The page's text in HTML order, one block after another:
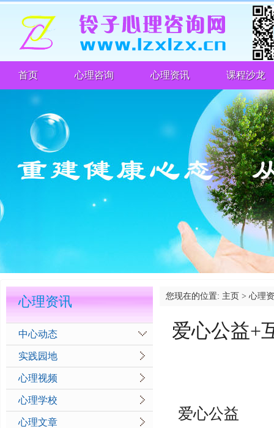
首页 心理咨询 心理资讯 课程沙龙
心理资讯
中心动态
实践园地
心理视频
心理学校
心理文章
您现在的位置: 主页 > 心理
爱心公益+
爱心公益